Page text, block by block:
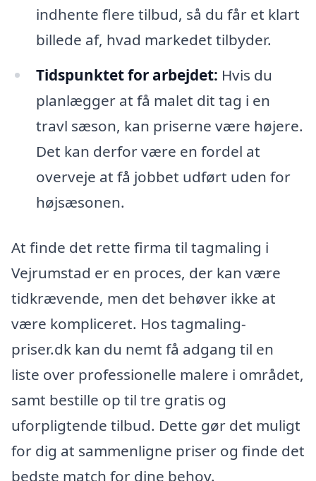
indhente flere tilbud, så du får et klart
billede af, hvad markedet tilbyder.
Tidspunktet for arbejdet: Hvis du
planlægger at få malet dit tag i en
travl sæson, kan priserne være højere.
Det kan derfor være en fordel at
overveje at få jobbet udført uden for
højsæsonen.
At finde det rette firma til tagmaling i
Vejrumstad er en proces, der kan være
tidkrævende, men det behøver ikke at
være kompliceret. Hos tagmaling-
priser.dk kan du nemt få adgang til en
liste over professionelle malere i området,
samt bestille op til tre gratis og
uforpligtende tilbud. Dette gør det muligt
for dig at sammenligne priser og finde det
bedste match for dine behov.